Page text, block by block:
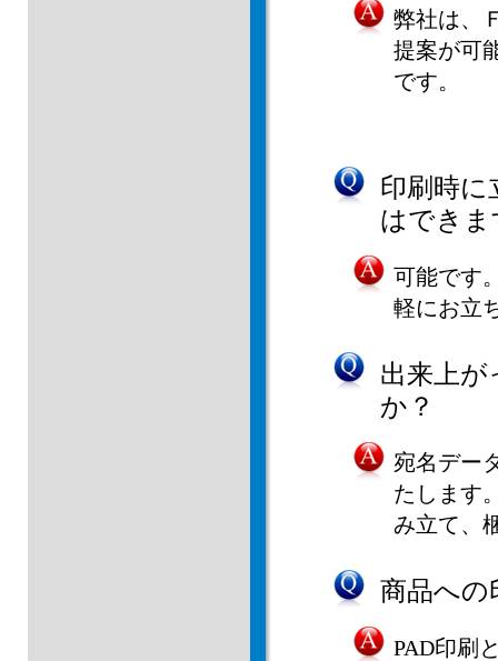
弊社は、
提案が可
です。
印刷時に
はできま
可能です
軽にお立
出来上が
か？
宛名デー
たします
み立て、
商品への
PAD印刷